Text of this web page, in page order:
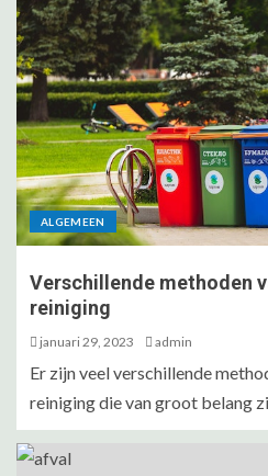
ALGEMEEN
Verschillende methoden
reiniging
januari 29, 2023 admin
Er zijn veel verschillende
reiniging die van groot belang